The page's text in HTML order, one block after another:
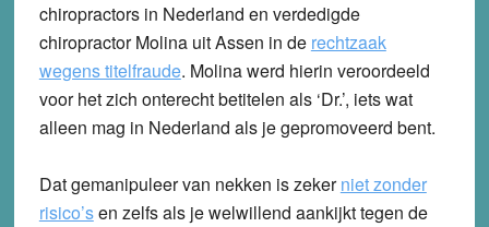
chiropractors in Nederland en verdedigde
chiropractor Molina uit Assen in de rechtzaak
wegens titelfraude. Molina werd hierin veroordeeld
voor het zich onterecht betitelen als ‘Dr.’, iets wat
alleen mag in Nederland als je gepromoveerd bent.
Dat gemanipuleer van nekken is zekerniet zonder
risico’sen zelfs als je welwillend aankijkt tegen de